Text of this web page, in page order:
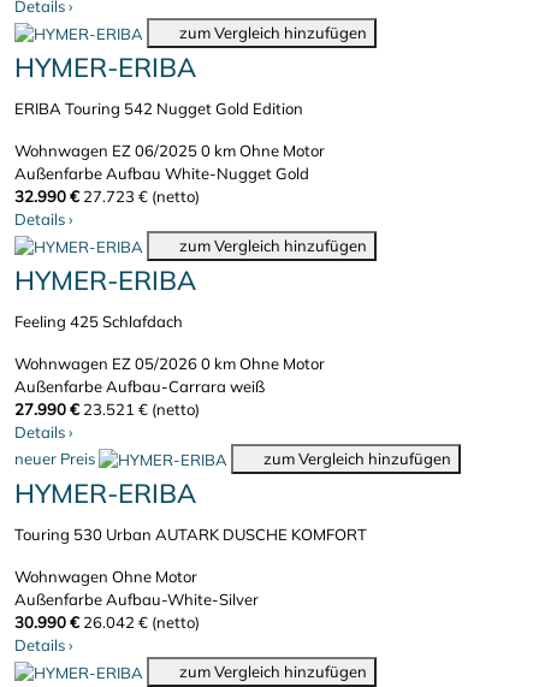
Details›
zum Vergleich hinzufügen
HYMER-ERIBA
ERIBA Touring 542 Nugget Gold Edition
Wohnwagen EZ 06/20250 kmOhne Motor
Außenfarbe Aufbau White-Nugget Gold
32.990 € 27.723 € (netto)
Details›
zum Vergleich hinzufügen
HYMER-ERIBA
Feeling 425 Schlafdach
Wohnwagen EZ 05/20260 kmOhne Motor
Außenfarbe Aufbau-Carrara weiß
27.990 € 23.521 € (netto)
Details›
neuer Preis
zum Vergleich hinzufügen
HYMER-ERIBA
Touring 530 Urban AUTARK DUSCHE KOMFORT
Wohnwagen Ohne Motor
Außenfarbe Aufbau-White-Silver
30.990 € 26.042 € (netto)
Details›
zum Vergleich hinzufügen